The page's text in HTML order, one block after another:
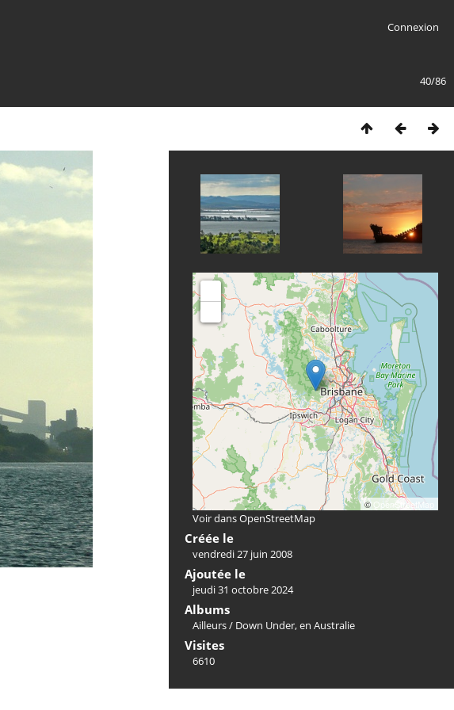
Connexion
40/86
© OpenStreetMap
Voir dans OpenStreetMap
Créée le
vendredi 27 juin 2008
Ajoutée le
jeudi 31 octobre 2024
Albums
Ailleurs/ Down Under, en Australie
Visites
6610